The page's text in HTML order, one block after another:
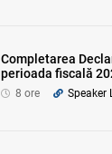
Completarea
perioada fiscală
8 ore Speaker